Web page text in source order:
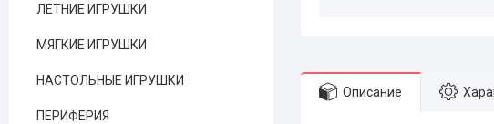
Описание
ЛЕТНИЕ ИГРУШКИ
МЯГКИЕ ИГРУШКИ
НАСТОЛЬНЫЕ ИГРУШКИ
ПЕРИФЕРИЯ